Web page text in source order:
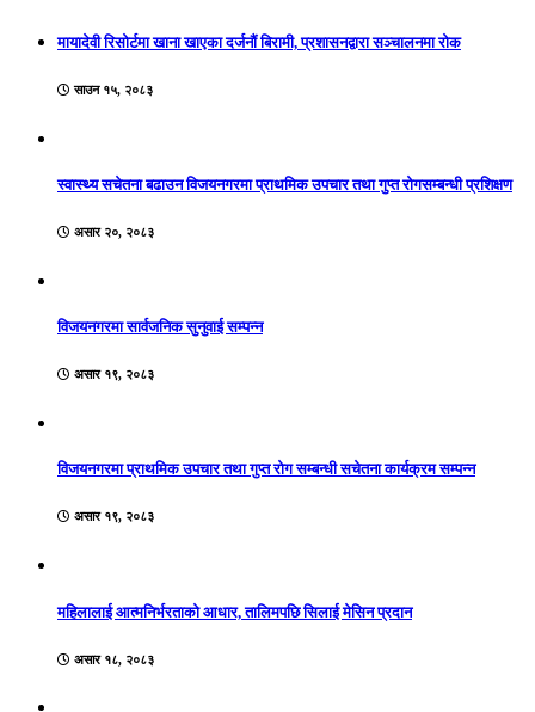
मायादेवी रिसोर्टमा खाना खाएका दर्जनौं बिरामी, प्रशासनद्वारा सञ्चालनमा रोक
साउन १५, २०८३
स्वास्थ्य सचेतना बढाउन विजयनगरमा प्राथमिक उपचार तथा गुप्त रोगसम्बन्धी प्रशिक्षण
असार २०, २०८३
विजयनगरमा सार्वजनिक सुनुवाई सम्पन्न
असार १९, २०८३
विजयनगरमा प्राथमिक उपचार तथा गुप्त रोग सम्बन्धी सचेतना कार्यक्रम सम्पन्न
असार १९, २०८३
महिलालाई आत्मनिर्भरताको आधार, तालिमपछि सिलाई मेसिन प्रदान
असार १८, २०८३